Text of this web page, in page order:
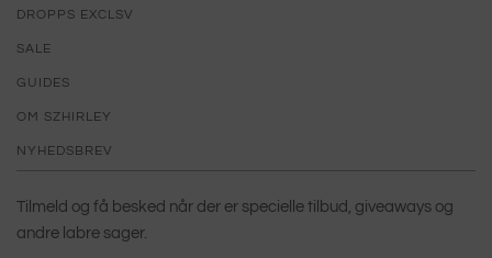
DROPPS EXCLSV
SALE
GUIDES
OM SZHIRLEY
NYHEDSBREV
Tilmeld og få besked når der er specielle tilbud, giveaways og
andre labre sager.